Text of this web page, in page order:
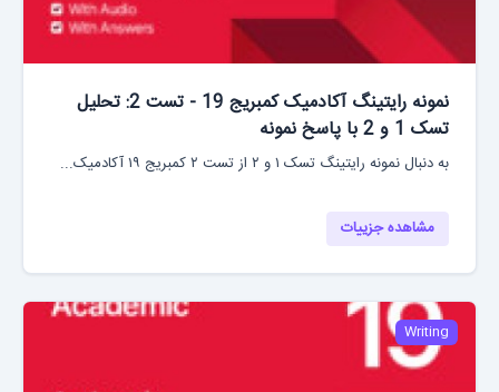
نمونه رایتینگ آکادمیک کمبریج 19 - تست 2: تحلیل
تسک 1 و 2 با پاسخ نمونه
به دنبال نمونه رایتینگ تسک ۱ و ۲ از تست ۲ کمبریج ۱۹ آکادمیک...
مشاهده جزییات
Writing